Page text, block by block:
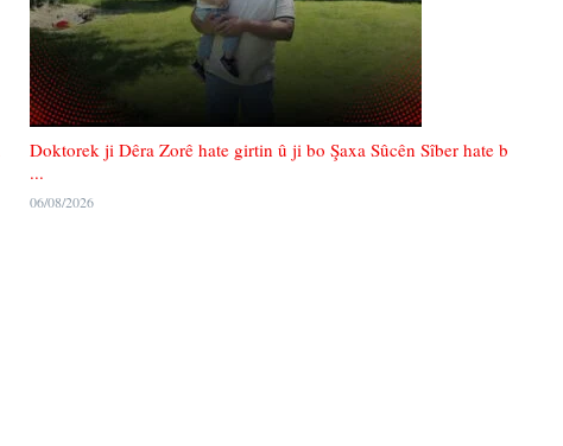
Doktorek ji Dêra Zorê hate girtin û ji bo Şaxa Sûcên Sîber hate b
...
06/08/2026